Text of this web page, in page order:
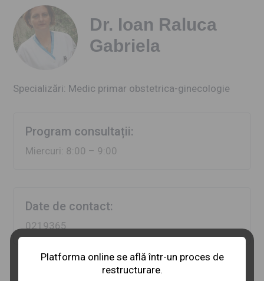
Dr. Ioan Raluca
Gabriela
Specializări: Medic primar obstetrica-ginecologie
Program consultații:
Miercuri: 8:00 – 9:00
Date de contact:
0219365
Platforma online se află într-un proces de
restructurare.